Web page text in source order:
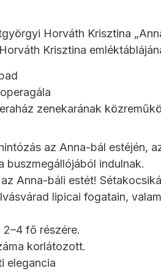
Horváth Krisztina
Krisztina
zenekarának
az Anna-bál estéjén,
buszmegállójából indulnak.
Anna-báli estét!
lipicai fogatain,
fő részére.
korlátozott.
elegancia